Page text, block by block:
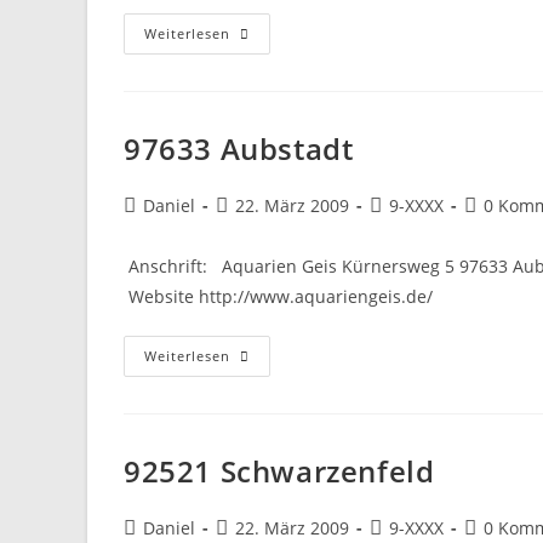
Weiterlesen 99734
Nordhausen
97633 Aubstadt
Beitrags-
Daniel
Beitrag
22. März 2009
Beitrags-
9-XXXX
Beitrags-
0
Anschrift: Aquarien Geis Kürnersweg 5 97633
Website http://www.aquariengeis.de/
Weiterlesen 97633
Aubstadt
92521 Schwarzenfeld
Beitrags-
Daniel
Beitrag
22. März 2009
Beitrags-
9-XXXX
Beitrags-
0